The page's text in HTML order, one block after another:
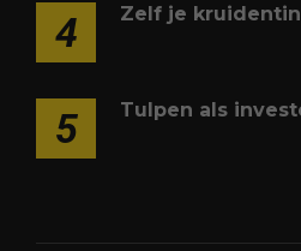
4 Zelf je
5 Tulpen als